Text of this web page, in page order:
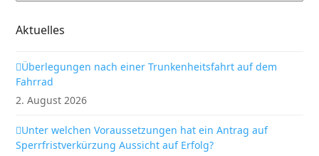
Aktuelles
Überlegungen nach einer Trunkenheitsfahrt auf dem
Fahrrad
2. August 2026
Unter welchen Voraussetzungen hat ein Antrag auf
Sperrfristverkürzung Aussicht auf Erfolg?